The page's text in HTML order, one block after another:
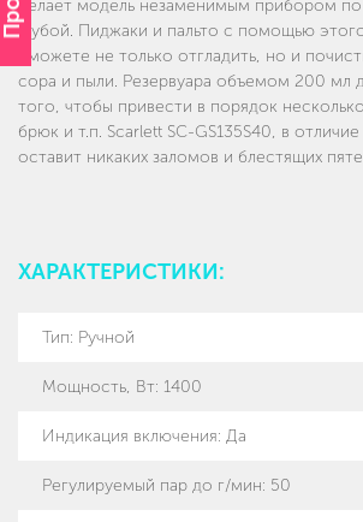
делает модель незаменимым прибором по
шубой. Пиджаки и пальто с помощью
сможете не только отгладить, но и
сора и пыли. Резервуара объемом 200 мл
того, чтобы привести в порядок
брюк и т.п. Scarlett SC-GS135S40, в
оставит никаких заломов и блестящих
ХАРАКТЕРИСТИКИ:
Тип: Ручной
Мощность, Вт: 1400
Индикация включения: Да
Регулируемый пар до г/мин: 50